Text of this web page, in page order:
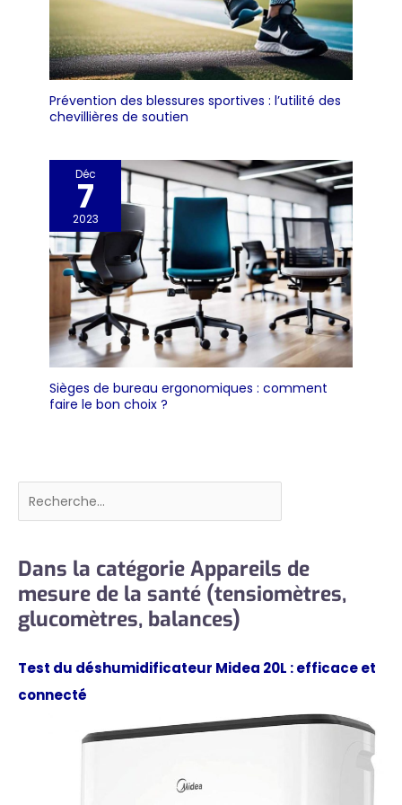
Prévention des blessures sportives : l’utilité des
chevillières de soutien
Déc
7
2023
Sièges de bureau ergonomiques : comment
faire le bon choix ?
Rechercher
Dans la catégorie Appareils de
mesure de la santé (tensiomètres,
glucomètres, balances)
Test du déshumidificateur Midea 20L : efficace et
connecté